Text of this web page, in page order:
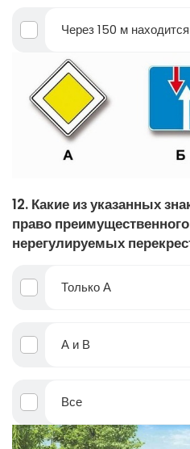
Через 150 м
12. Какие из указанных
право
нерегулируемых
Только А
А и В
Все